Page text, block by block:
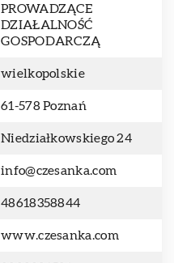
PROWADZĄCE
DZIAŁALNOŚĆ
GOSPODARCZĄ
wielkopolskie
61-578 Poznań
Niedziałkowskiego 24
info@czesanka.com
48618358844
www.czesanka.com